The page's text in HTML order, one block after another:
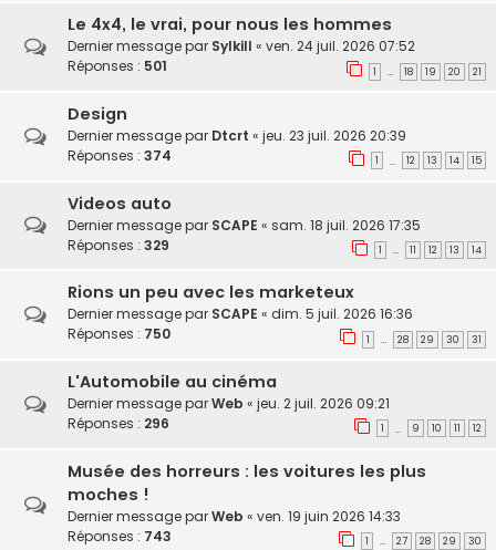
Le 4x4, le vrai, pour nous les hommes
Dernier message par Sylkill « ven. 24 juil. 2026 07:52
Réponses : 501 1 … 18 19 20 21
Design
Dernier message par Dtcrt « jeu. 23 juil. 2026 20:39
Réponses : 374 1 … 12 13 14 15
Videos auto
Dernier message par SCAPE « sam. 18 juil. 2026 17:35
Réponses : 329 1 … 11 12 13 14
Rions un peu avec les marketeux
Dernier message par SCAPE « dim. 5 juil. 2026 16:36
Réponses : 750 1 … 28 29 30 31
L'Automobile au cinéma
Dernier message parWeb « jeu. 2 juil. 2026 09:21
Réponses : 296 1 … 9 10 11 12
Musée des horreurs : les voitures les plus
moches !
Dernier message parWeb « ven. 19 juin 2026 14:33
Réponses : 743 1 … 27 28 29 30